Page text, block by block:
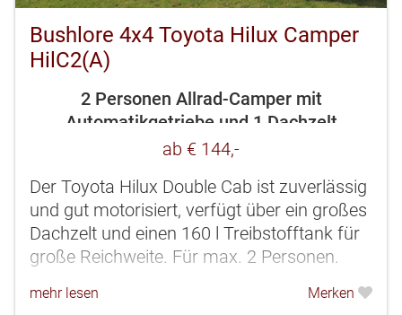
Bushlore 4x4 Toyota Hilux Camper
HilC2(A)
2 Personen Allrad-Camper mit
Automatikgetriebe und 1 Dachzelt
ab € 144,-
Der Toyota Hilux Double Cab ist zuverlässig
und gut motorisiert, verfügt über ein großes
Dachzelt und einen 160 l Treibstofftank für
große Reichweite. Für max. 2 Personen.
mehr lesen Merken